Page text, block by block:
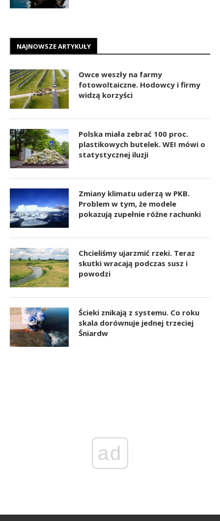
NAJNOWSZE ARTYKUŁY
Owce weszły na farmy
fotowoltaiczne. Hodowcy i firmy
widzą korzyści
Polska miała zebrać 100 proc.
plastikowych butelek. WEI mówi o
statystycznej iluzji
Zmiany klimatu uderzą w PKB.
Problem w tym, że modele
pokazują zupełnie różne rachunki
Chcieliśmy ujarzmić rzeki. Teraz
skutki wracają podczas susz i
powodzi
Ścieki znikają z systemu. Co roku
skala dorównuje jednej trzeciej
Śniardw
ad